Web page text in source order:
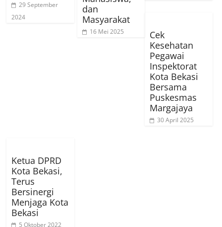
29 September
2024
dan
Masyarakat
16 Mei 2025
Cek
Kesehatan
Pegawai
Inspektorat
Kota Bekasi
Bersama
Puskesmas
Margajaya
30 April 2025
Ketua DPRD
Kota Bekasi,
Terus
Bersinergi
Menjaga Kota
Bekasi
5 Oktober 2022